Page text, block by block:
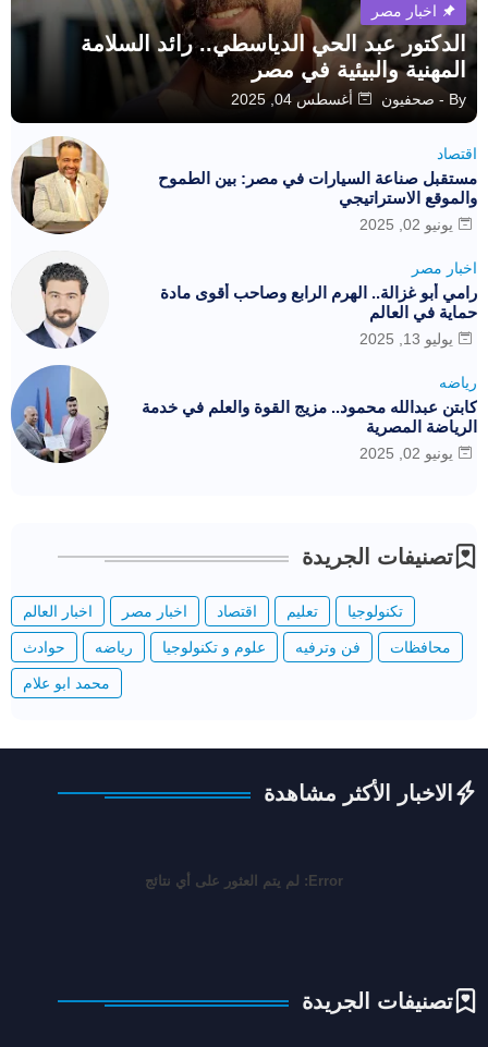
اخبار مصر
الدكتور عبد الحي الدياسطي.. رائد السلامة
المهنية والبيئية في مصر
By - صحفيون أغسطس 04, 2025
اقتصاد
مستقبل صناعة السيارات في مصر: بين الطموح
والموقع الاستراتيجي
يونيو 02, 2025
اخبار مصر
رامي أبو غزالة.. الهرم الرابع وصاحب أقوى مادة
حماية في العالم
يوليو 13, 2025
رياضه
كابتن عبدالله محمود.. مزيج القوة والعلم في خدمة
الرياضة المصرية
يونيو 02, 2025
تصنيفات الجريدة
اخبار العالم اخبار مصر اقتصاد تعليم تكنولوجيا
حوادث رياضه علوم و تكنولوجيا فن وترفيه محافظات
محمد ابو علام
الاخبار الأكثر مشاهدة
Error: لم يتم العثور على أي نتائج
تصنيفات الجريدة